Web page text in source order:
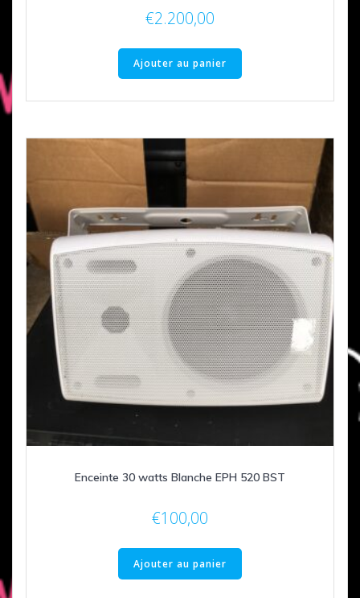
€2.200,00
Ajouter au panier
Enceinte 30 watts Blanche EPH 520 BST
€100,00
Ajouter au panier